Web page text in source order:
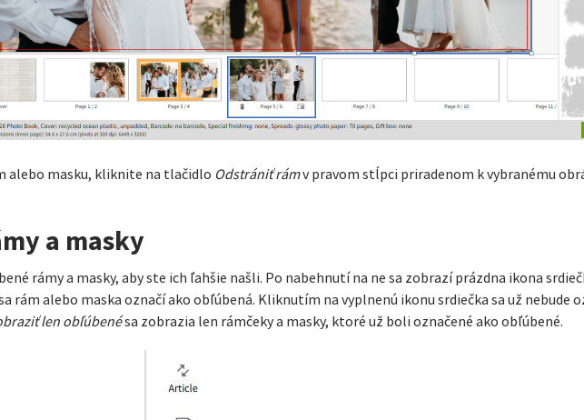
alebo masku, kliknite na tlačidlo Odstrániť rámv pravom stĺpci priradenom k vybranému
a masky
rámy a masky, aby ste ich ľahšie našli. Po nabehnutí na ne sa zobrazí prázdna ikona
rám alebo maska označí ako obľúbená. Kliknutím na vyplnenú ikonu srdiečka sa už nebude
len obľúbenésa zobrazia len rámčeky a masky, ktoré už boli označené ako obľúbené.